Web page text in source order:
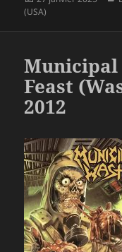
le
(USA)
Municipal
Feast
2012